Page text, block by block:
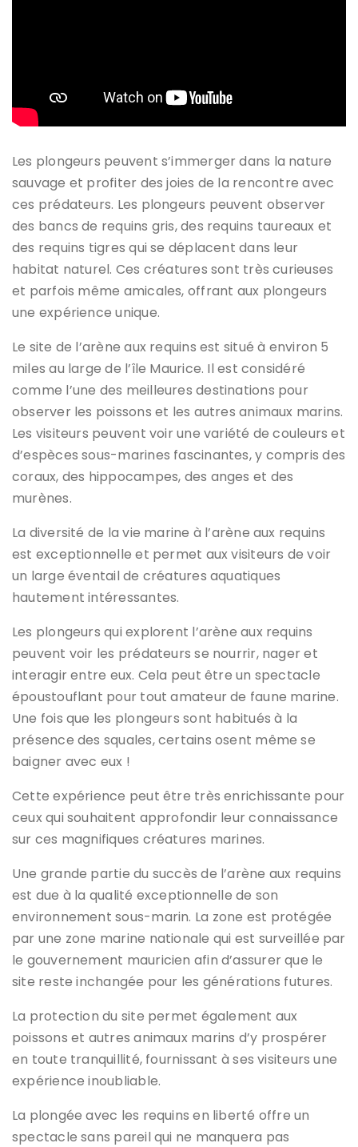
Les plongeurs peuvent s’immerger dans la nature
sauvage et profiter des joies de la rencontre avec
ces prédateurs. Les plongeurs peuvent observer
des bancs de requins gris, des requins taureaux et
des requins tigres qui se déplacent dans leur
habitat naturel. Ces créatures sont très curieuses
et parfois même amicales, offrant aux plongeurs
une expérience unique.
Le site de l’arène aux requins est situé à environ 5
miles au large de l’île Maurice. Il est considéré
comme l’une des meilleures destinations pour
observer les poissons et les autres animaux marins.
Les visiteurs peuvent voir une variété de couleurs et
d’espèces sous-marines fascinantes, y compris des
coraux, des hippocampes, des anges et des
murènes.
La diversité de la vie marine à l’arène aux requins
est exceptionnelle et permet aux visiteurs de voir
un large éventail de créatures aquatiques
hautement intéressantes.
Les plongeurs qui explorent l’arène aux requins
peuvent voir les prédateurs se nourrir, nager et
interagir entre eux. Cela peut être un spectacle
époustouflant pour tout amateur de faune marine.
Une fois que les plongeurs sont habitués à la
présence des squales, certains osent même se
baigner avec eux !
Cette expérience peut être très enrichissante pour
ceux qui souhaitent approfondir leur connaissance
sur ces magnifiques créatures marines.
Une grande partie du succès de l’arène aux requins
est due à la qualité exceptionnelle de son
environnement sous-marin. La zone est protégée
par une zone marine nationale qui est surveillée par
le gouvernement mauricien afin d’assurer que le
site reste inchangée pour les générations futures.
La protection du site permet également aux
poissons et autres animaux marins d’y prospérer
en toute tranquillité, fournissant à ses visiteurs une
expérience inoubliable.
La plongée avec les requins en liberté offre un
spectacle sans pareil qui ne manquera pas